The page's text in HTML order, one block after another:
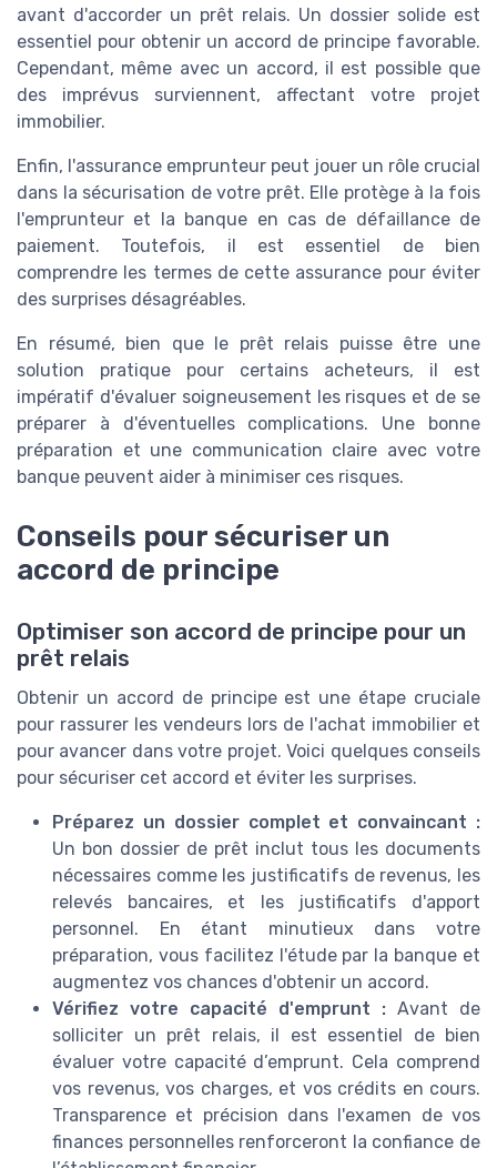
avant d'accorder un prêt relais. Un dossier solide est
essentiel pour obtenir un accord de principe favorable.
Cependant, même avec un accord, il est possible que
des imprévus surviennent, affectant votre projet
immobilier.
Enfin, l'assurance emprunteur peut jouer un rôle crucial
dans la sécurisation de votre prêt. Elle protège à la fois
l'emprunteur et la banque en cas de défaillance de
paiement. Toutefois, il est essentiel de bien
comprendre les termes de cette assurance pour éviter
des surprises désagréables.
En résumé, bien que le prêt relais puisse être une
solution pratique pour certains acheteurs, il est
impératif d'évaluer soigneusement les risques et de se
préparer à d'éventuelles complications. Une bonne
préparation et une communication claire avec votre
banque peuvent aider à minimiser ces risques.
Conseils pour sécuriser un
accord de principe
Optimiser son accord de principe pour un
prêt relais
Obtenir un accord de principe est une étape cruciale
pour rassurer les vendeurs lors de l'achat immobilier et
pour avancer dans votre projet. Voici quelques conseils
pour sécuriser cet accord et éviter les surprises.
Préparez un dossier complet et convaincant :
Un bon dossier de prêt inclut tous les documents
nécessaires comme les justificatifs de revenus, les
relevés bancaires, et les justificatifs d'apport
personnel. En étant minutieux dans votre
préparation, vous facilitez l'étude par la banque et
augmentez vos chances d'obtenir un accord.
Vérifiez votre capacité d'emprunt : Avant de
solliciter un prêt relais, il est essentiel de bien
évaluer votre capacité d’emprunt. Cela comprend
vos revenus, vos charges, et vos crédits en cours.
Transparence et précision dans l'examen de vos
finances personnelles renforceront la confiance de